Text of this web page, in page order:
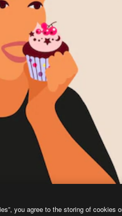
you agree to the storing of cookies